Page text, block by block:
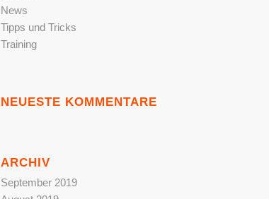
News
Tipps und Tricks
Training
NEUESTE KOMMENTARE
ARCHIV
September 2019